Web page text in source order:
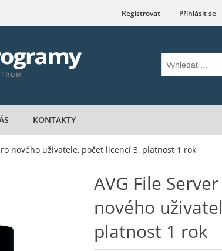
Registrovat Přihlásit se
KONTAKTY
nového uživatele, počet licencí 3, platnost 1 rok
AVG File
nového
platnost 1 rok